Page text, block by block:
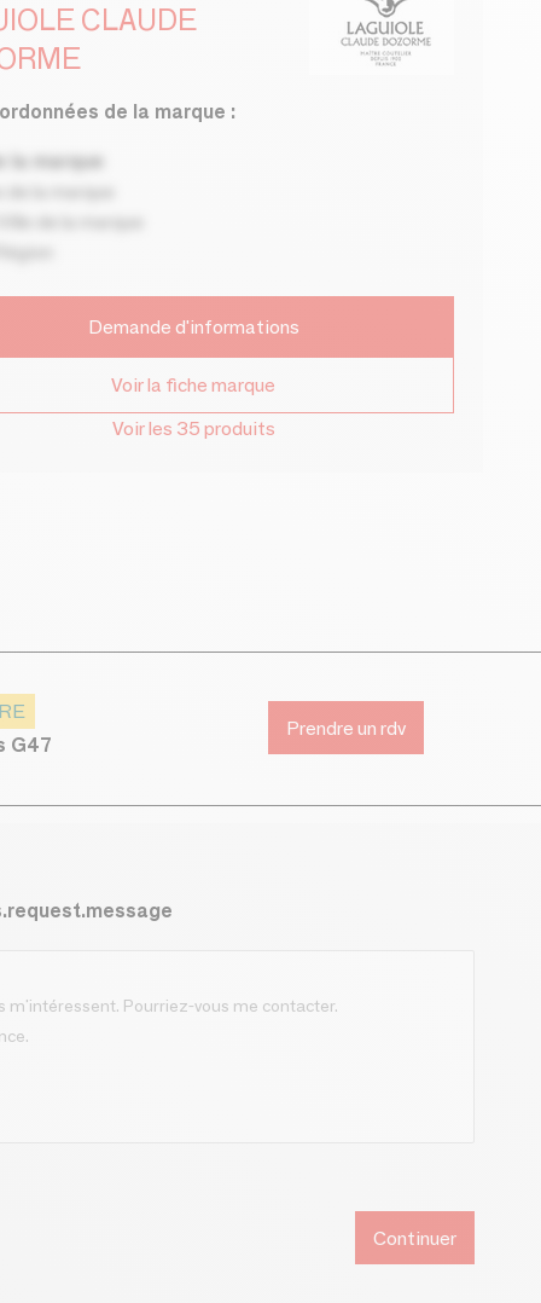
CLAUDE
de la marque :
la marque
Demande d'informations
Voir la fiche marque
Voir les 35 produits
G47
Prendre un rdv
Continuer